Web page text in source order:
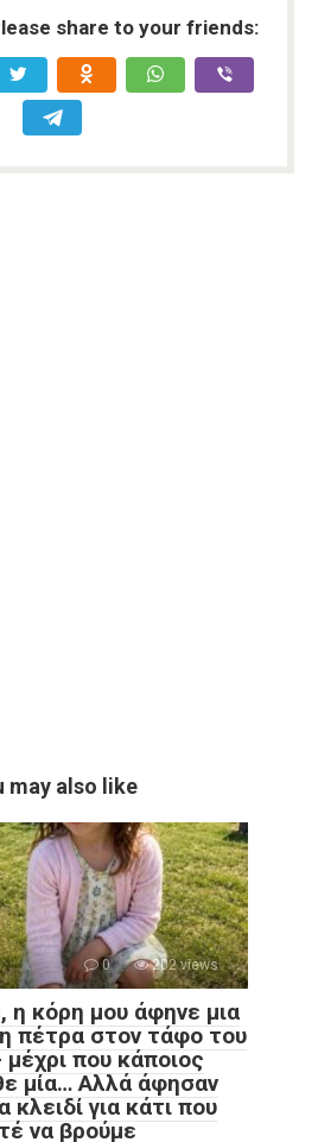
share to your friends:
may also like
0 202 views
η κόρη μου άφηνε μια
πέτρα στον τάφο του
που κάποιος
μία… Αλλά άφησαν
για κάτι που
να βρούμε